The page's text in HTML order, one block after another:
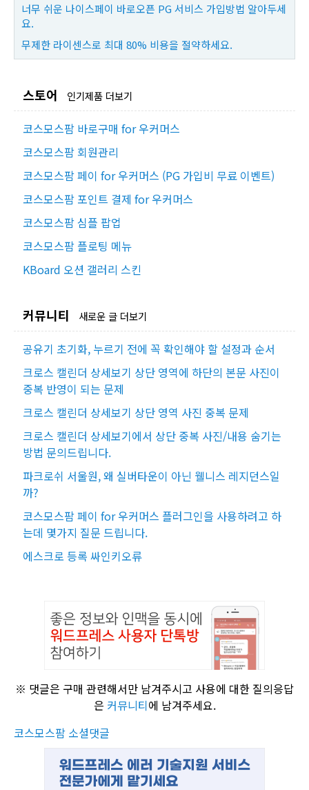
너무 쉬운 나이스페이 바로오픈 PG 서비스 가입방법 알아두세
요.
무제한 라이센스로 최대 80% 비용을 절약하세요.
스토어 인기제품 더보기
코스모스팜 바로구매 for 우커머스
코스모스팜 회원관리
코스모스팜 페이 for 우커머스 (PG 가입비 무료 이벤트)
코스모스팜 포인트 결제 for 우커머스
코스모스팜 심플 팝업
코스모스팜 플로팅 메뉴
KBoard 오션 갤러리 스킨
커뮤니티 새로운 글 더보기
공유기 초기화, 누르기 전에 꼭 확인해야 할 설정과 순서
크로스 캘린더 상세보기 상단 영역에 하단의 본문 사진이
중복 반영이 되는 문제
크로스 캘린더 상세보기 상단 영역 사진 중복 문제
크로스 캘린더 상세보기에서 상단 중복 사진/내용 숨기는
방법 문의드립니다.
파크로쉬 서울원, 왜 실버타운이 아닌 웰니스 레지던스일
까?
코스모스팜 페이 for 우커머스 플러그인을 사용하려고 하
는데 몇가지 질문 드립니다.
에스크로 등록 싸인키오류
※ 댓글은 구매 관련해서만 남겨주시고 사용에 대한 질의응답
은 커뮤니티에 남겨주세요.
코스모스팜 소셜댓글